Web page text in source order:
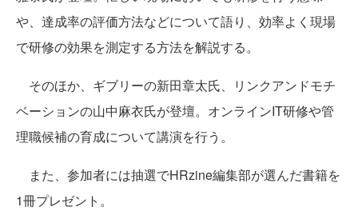
や、達成率の評価方法などについて語り、効率よく現場
で研修の効果を測定する方法を解説する。
そのほか、ギブリーの新田章太氏、リンクアンドモチ
ベーションの山中麻衣氏が登壇。オンラインIT研修や管
理職候補の育成について講演を行う。
また、参加者には抽選でHRzine編集部が選んだ書籍を
1冊プレゼント。